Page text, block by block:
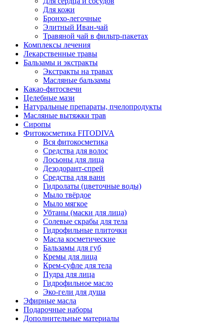
Для кожи
Бронхо-легочные
Элитный Иван-чай
Травяной чай в фильтр-пакетах
Комплексы лечения
Лекарственные травы
Бальзамы и экстракты
Экстракты на травах
Масляные бальзамы
Какао-фитосвечи
Целебные мази
Натуральные препараты, пчелопродукты
Масляные вытяжки трав
Сиропы
Фитокосметика FITODIVA
Вся фитокосметика
Средства для волос
Лосьоны для лица
Дезодорант-спрей
Средства для ванн
Гидролаты (цветочные воды)
Мыло твёрдое
Мыло мягкое
Убтаны (маски для лица)
Солевые скрабы для тела
Гидрофильные плиточки
Масла косметические
Бальзамы для губ
Кремы для лица
Крем-суфле для тела
Пудра для лица
Гидрофильное масло
Эко-гели для душа
Эфирные масла
Подарочные наборы
Дополнительные материалы